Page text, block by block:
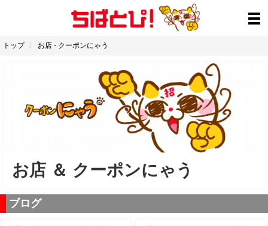
トップ お店 - クーポンにゃう
お店 ＆ クーポンにゃう
ブログ